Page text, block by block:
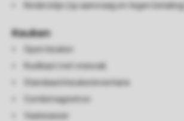
Kinderzitje (op aanvraag en tegen betaling)
Keuken
Open keuken
Koelkast met vriesvak
Standaard keukeninventaris
Combimagnetron
Vaatwasser